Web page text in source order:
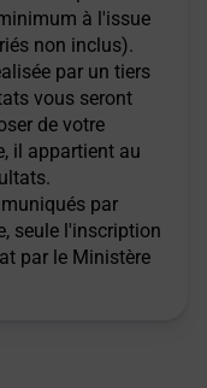
à l'issue
non inclus).
par un tiers
vous seront
de votre
il appartient au
par
seule l'inscription
par le Ministère